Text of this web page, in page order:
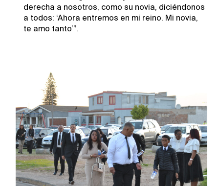
derecha a nosotros, como su novia, diciéndonos
a todos: ‘Ahora entremos en mi reino. Mi novia,
te amo tanto’”.